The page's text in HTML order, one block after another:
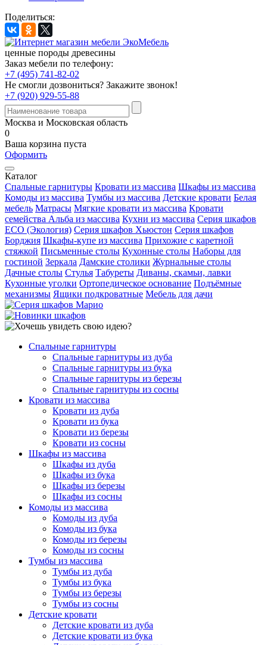
Поделиться:
ценные породы древесины
Заказ мебели по телефону:
+7 (495) 741-82-02
Не смогли дозвониться? Закажите звонок!
+7 (920) 929-55-88
Москва и Московская область
0
Ваша корзина пуста
Оформить
Каталог
Спальные гарнитуры Кровати из массива Шкафы из массива
Комоды из массива Тумбы из массива Детские кровати Белая
мебель Матрасы Мягкие кровати из массива Кровати
семейства Альба из массива Кухни из массива Серия шкафов
ECO (Экология) Серия шкафов Хьюстон Серия шкафов
Борджия Шкафы-купе из массива Прихожие с каретной
стяжкой Письменные столы Кухонные столы Наборы для
гостиной Зеркала Дамские столики Журнальные столы
Дачные столы Стулья Табуреты Диваны, скамьи, лавки
Кухонные уголки Ортопедическое основание Подъёмные
механизмы Ящики подкроватные Мебель для дачи
Спальные гарнитуры
Спальные гарнитуры из дуба
Спальные гарнитуры из бука
Спальные гарнитуры из березы
Спальные гарнитуры из сосны
Кровати из массива
Кровати из дуба
Кровати из бука
Кровати из березы
Кровати из сосны
Шкафы из массива
Шкафы из дуба
Шкафы из бука
Шкафы из березы
Шкафы из сосны
Комоды из массива
Комоды из дуба
Комоды из бука
Комоды из березы
Комоды из сосны
Тумбы из массива
Тумбы из дуба
Тумбы из бука
Тумбы из березы
Тумбы из сосны
Детские кровати
Детские кровати из дуба
Детские кровати из бука